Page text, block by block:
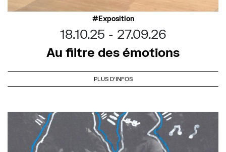
Exposition
18.10.25
27.09.26
Au filtre des émotions
PLUS D'INFOS